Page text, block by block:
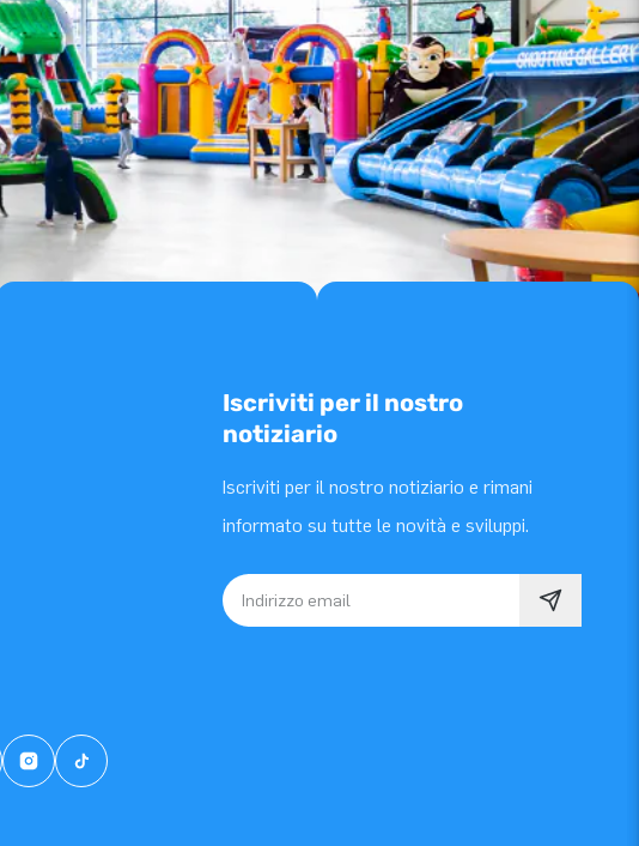
Iscriviti per il nostro
notiziario
Iscriviti per il nostro notiziario e rimani
informato su tutte le novità e sviluppi.
Indirizzo email